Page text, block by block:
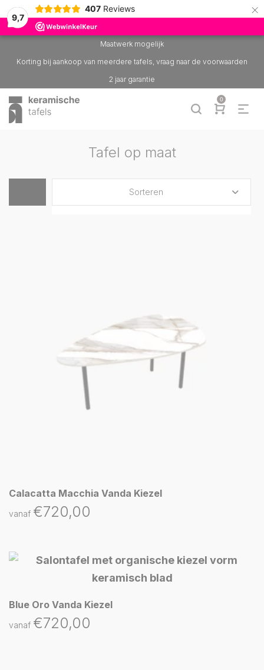
9,7
407 Reviews ×
Maatwerk mogelijk
Korting bij aankoop van meerdere tafels, vraag naar de voorwaarden
2 jaar garantie
0
Tafel op maat
Sorteren
Calacatta Macchia Vanda Kiezel
vanaf €720,00
Blue Oro Vanda Kiezel
vanaf €720,00